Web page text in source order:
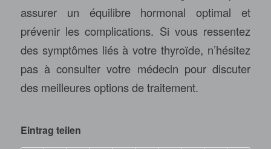
assurer un équilibre hormonal optimal et
prévenir les complications. Si vous ressentez
des symptômes liés à votre thyroïde, n’hésitez
pas à consulter votre médecin pour discuter
des meilleures options de traitement.
Eintrag teilen